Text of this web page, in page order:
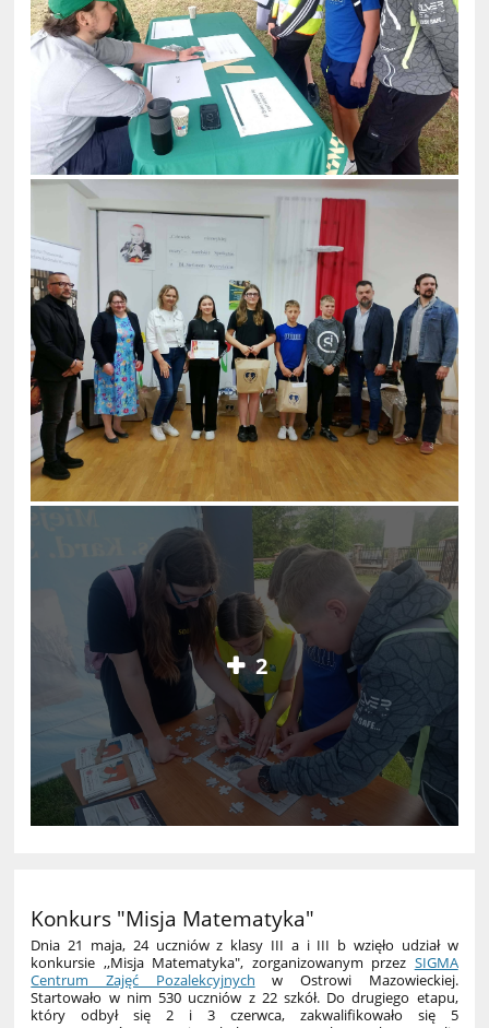
2
Konkurs "Misja Matematyka"
Dnia 21 maja, 24 uczniów z klasy III a i III b wzięło udział w
konkursie ,,Misja Matematyka", zorganizowanym przez SIGMA
Centrum Zajęć Pozalekcyjnych w Ostrowi Mazowieckiej.
Startowało w nim 530 uczniów z 22 szkół. Do drugiego etapu,
który odbył się 2 i 3 czerwca, zakwalifikowało się 5